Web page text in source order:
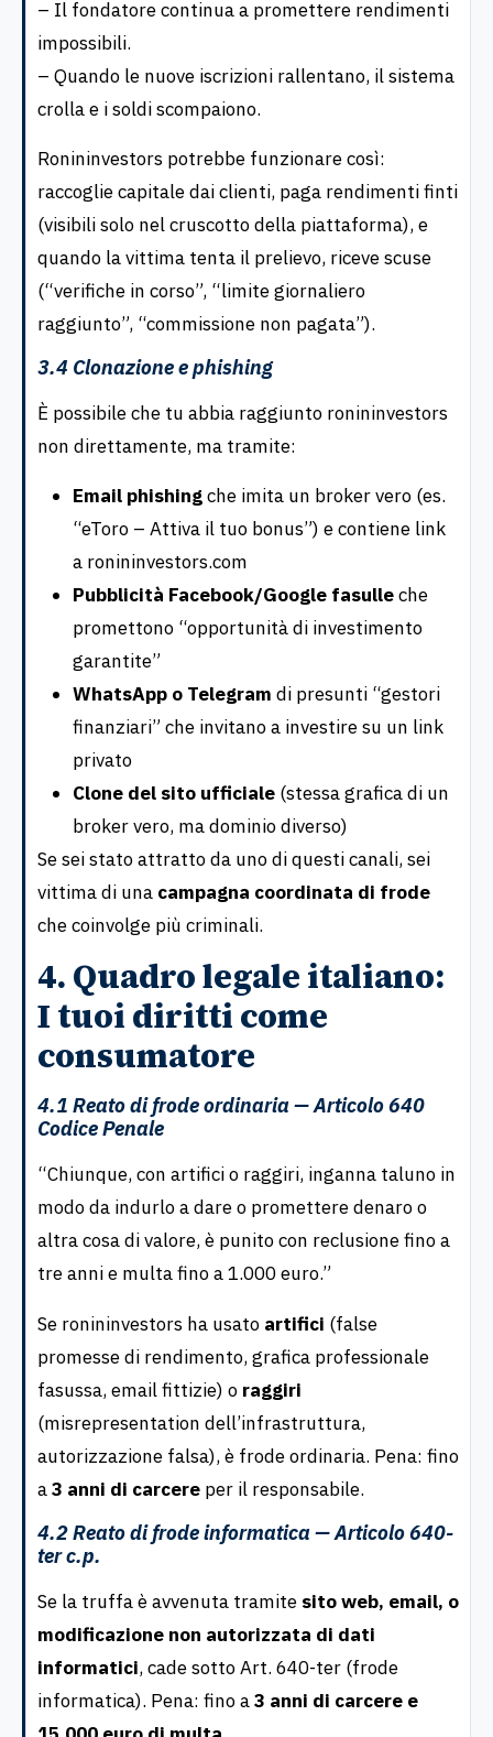
– Il fondatore continua a promettere rendimenti
impossibili.
– Quando le nuove iscrizioni rallentano, il sistema
crolla e i soldi scompaiono.
Ronininvestors potrebbe funzionare così:
raccoglie capitale dai clienti, paga rendimenti finti
(visibili solo nel cruscotto della piattaforma), e
quando la vittima tenta il prelievo, riceve scuse
(“verifiche in corso”, “limite giornaliero
raggiunto”, “commissione non pagata”).
3.4 Clonazione e phishing
È possibile che tu abbia raggiunto ronininvestors
non direttamente, ma tramite:
Email phishingche imita un broker vero (es.
“eToro – Attiva il tuo bonus”) e contiene link
a ronininvestors.com
Pubblicità Facebook/Google fasulleche
promettono “opportunità di investimento
garantite”
WhatsApp o Telegram di presunti “gestori
finanziari” che invitano a investire su un link
privato
Clone del sito ufficiale (stessa grafica di un
broker vero, ma dominio diverso)
Se sei stato attratto da uno di questi canali, sei
vittima di una campagna coordinata di frode
che coinvolge più criminali.
4. Quadro legale italiano:
I tuoi diritti come
consumatore
4.1 Reato di frode ordinaria — Articolo 640
Codice Penale
“Chiunque, con artifici o raggiri, inganna taluno in
modo da indurlo a dare o promettere denaro o
altra cosa di valore, è punito con reclusione fino a
tre anni e multa fino a 1.000 euro.”
Se ronininvestors ha usato artifici (false
promesse di rendimento, grafica professionale
fasussa, email fittizie) o raggiri
(misrepresentation dell’infrastruttura,
autorizzazione falsa), è frode ordinaria. Pena: fino
a3 anni di carcere per il responsabile.
4.2 Reato di frode informatica — Articolo 640-
ter c.p.
Se la truffa è avvenuta tramite sito web, email, o
modificazione non autorizzata di dati
informatici, cade sotto Art. 640-ter (frode
informatica). Pena: fino a3 anni di carcere e